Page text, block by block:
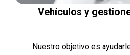
Vehículos y
Nuestro objetivo es